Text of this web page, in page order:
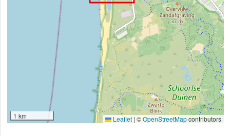
1 km Leaflet | ©OpenStreetMapcontributors